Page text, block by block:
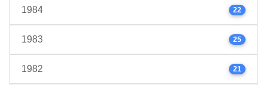
1984 22
1983 25
1982 21